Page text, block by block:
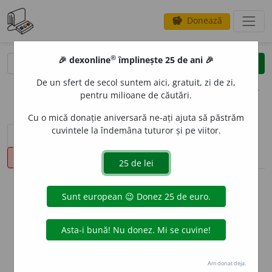
savings Donează
clear
opțiuni
sinteza definițiilor (1) definiții (16)
declinări
info
Aceste definiții sunt compilate de
echipa dexonline. Definițiile
originale se află pe filadefiniții.
Puteți reordona filele pe pagina de
🎉 dexonline® împlinește 25 de ani 🎉
De un sfert de secol suntem aici, gratuit, zi de zi,
pentru milioane de căutări.
Cu o mică donație aniversară ne-ați ajuta să păstrăm
cuvintele la îndemâna tuturor și pe viitor.
Am donat deja.